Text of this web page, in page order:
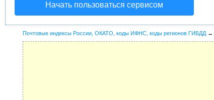
Начать пользоваться сервисом
Почтовые индексы России, ОКАТО, коды ИФНС, коды регионов ГИБДД →